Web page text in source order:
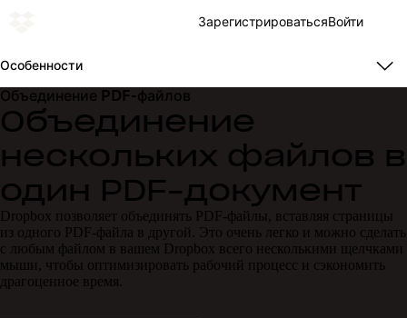
ЗарегистрироватьсяВойти
Особенности
Объединение PDF-файлов
Объединение
нескольких файлов в
один PDF-документ
Dropbox позволяет объединять PDF-файлы, вставляя страницы
из одного PDF-файла в другой. Это очень легко и можно сделать
с любым файлом в вашем Dropbox всего несколькими щелчками
мыши, чтобы оптимизировать рабочий процесс и сэкономить
драгоценное время.